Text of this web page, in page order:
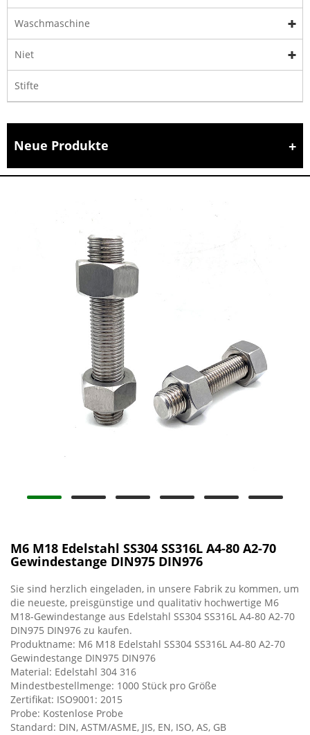
Waschmaschine
Niet
Stifte
Neue Produkte
M6 M18 Edelstahl SS304 SS316L A4-80 A2-70
Gewindestange DIN975 DIN976
Sie sind herzlich eingeladen, in unsere Fabrik zu kommen, um
die neueste, preisgünstige und qualitativ hochwertige M6
M18-Gewindestange aus Edelstahl SS304 SS316L A4-80 A2-70
DIN975 DIN976 zu kaufen.
Produktname: M6 M18 Edelstahl SS304 SS316L A4-80 A2-70
Gewindestange DIN975 DIN976
Material: Edelstahl 304 316
Mindestbestellmenge: 1000 Stück pro Größe
Zertifikat: ISO9001: 2015
Probe: Kostenlose Probe
Standard: DIN, ASTM/ASME, JIS, EN, ISO, AS, GB